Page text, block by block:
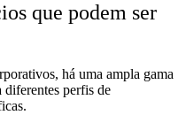
que podem ser
há uma ampla gama
diferentes perfis de